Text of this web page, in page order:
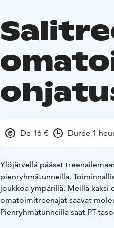
De 16 € Durée 1
Ylöjärvellä pääset
pienryhmätunneilla.
joukkoa ympärillä. Meillä
omatoimitreenajat saavat
Pienryhmätunneilla saat PT-